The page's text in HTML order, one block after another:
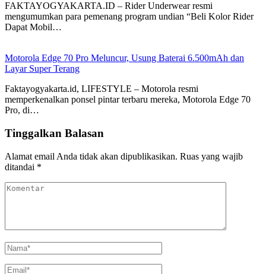
FAKTAYOGYAKARTA.ID – Rider Underwear resmi
mengumumkan para pemenang program undian “Beli Kolor Rider
Dapat Mobil…
Motorola Edge 70 Pro Meluncur, Usung Baterai 6.500mAh dan
Layar Super Terang
Faktayogyakarta.id, LIFESTYLE – Motorola resmi
memperkenalkan ponsel pintar terbaru mereka, Motorola Edge 70
Pro, di…
Tinggalkan Balasan
Alamat email Anda tidak akan dipublikasikan. Ruas yang wajib
ditandai *